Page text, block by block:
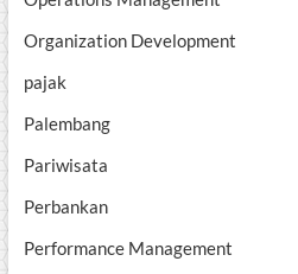
Organization Development
pajak
Palembang
Pariwisata
Perbankan
Performance Management